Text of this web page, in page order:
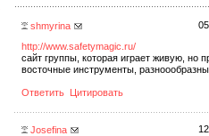
shmyrina
http://www.safetymagic.ru/
сайт группы, которая играет живую, но
восточные инструменты,
Ответить Цитировать
Josefina